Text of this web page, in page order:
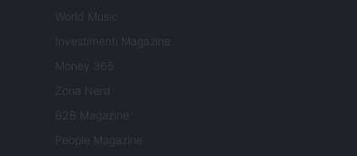
World Music
Investimenti Magazine
Money 365
Zona Nerd
B2B Magazine
People Magazine